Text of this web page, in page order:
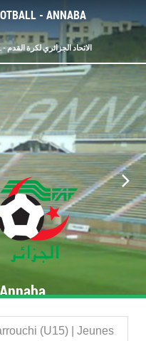
- ANNABA
FÉDÉRATION ALGÉRIENNE DE FOOTBALL - الاتحاد الجزائري لكرة القدم
(U15) | Jeunes